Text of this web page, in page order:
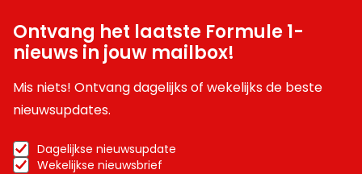
Ontvang het laatste Formule 1-
nieuws in jouw mailbox!
Mis niets! Ontvang dagelijks of wekelijks de beste
nieuwsupdates.
Dagelijkse nieuwsupdate
Wekelijkse nieuwsbrief